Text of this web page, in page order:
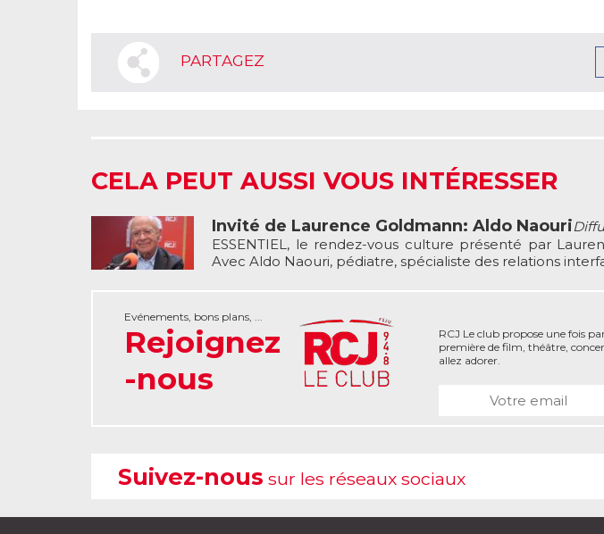
PARTAGEZ
CELA PEUT AUSSI VOUS INTÉRESSER
Invité de Laurence Goldmann: Aldo Naouri
ESSENTIEL, le rendez-vous culture présenté par
Avec Aldo Naouri, pédiatre, spécialiste des relations
Evénements, bons plans, ...
Rejoignez
-nous
RCJ Le club propose une fois
première de film, théâtre,
allez adorer.
Suivez-nous sur les réseaux sociaux